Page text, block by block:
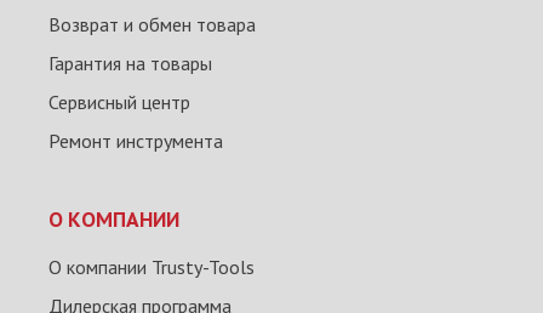
Возврат и обмен товара
Гарантия на товары
Сервисный центр
Ремонт инструмента
О КОМПАНИИ
О компании Trusty-Tools
Дилерская программа